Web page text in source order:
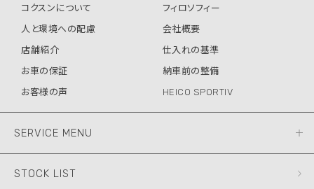
コクスンについて
フィロソフィー
人と環境への配慮
会社概要
店舗紹介
仕入れの基準
お車の保証
納車前の整備
お客様の声
HEICO SPORTIV
SERVICE MENU
STOCK LIST